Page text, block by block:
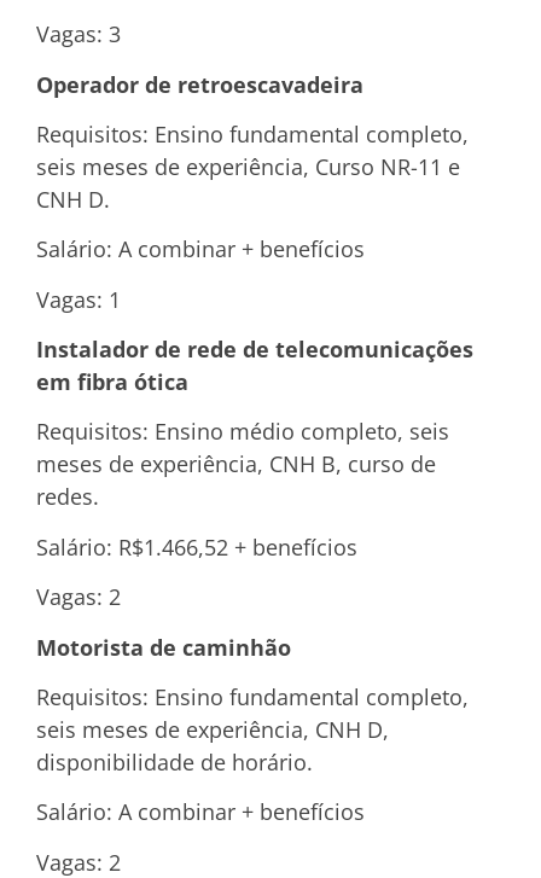
Vagas: 3
Operador de retroescavadeira
Requisitos: Ensino fundamental completo,
seis meses de experiência, Curso NR-11 e
CNH D.
Salário: A combinar + benefícios
Vagas: 1
Instalador de rede de telecomunicações
em fibra ótica
Requisitos: Ensino médio completo, seis
meses de experiência, CNH B, curso de
redes.
Salário: R$1.466,52 + benefícios
Vagas: 2
Motorista de caminhão
Requisitos: Ensino fundamental completo,
seis meses de experiência, CNH D,
disponibilidade de horário.
Salário: A combinar + benefícios
Vagas: 2